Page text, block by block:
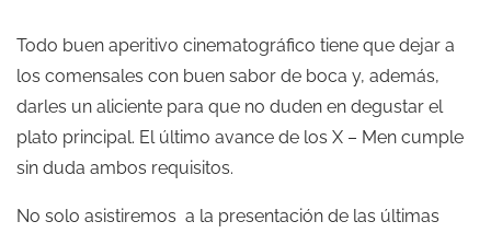
Todo buen aperitivo cinematográfico tiene que dejar a
los comensales con buen sabor de boca y, además,
darles un aliciente para que no duden en degustar el
plato principal. El último avance de los X – Men cumple
sin duda ambos requisitos.
No solo asistiremos a la presentación de las últimas